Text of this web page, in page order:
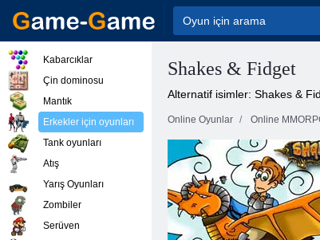
Shakes & Fidget
Alternatif isimler: Shakes &
Online Oyunlar Online
Kabarcıklar
Çin dominosu
Mantık
Erkekler için oyunları
Tank oyunları
Atış
Yarış Oyunları
Zombiler
Serüven